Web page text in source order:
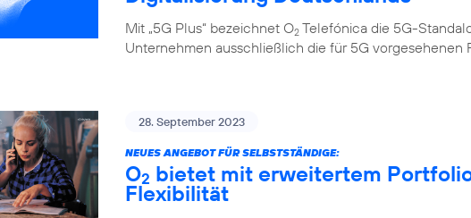
Mit „5G Plus“ bezeichnet O2 Telefónica die 5G-
Unternehmen ausschließlich die für 5G vorgesehenen
28. September 2023
NEUES ANGEBOT FÜR SELBSTSTÄNDIGE:
O2 bietet mit erweitertem
Flexibilität